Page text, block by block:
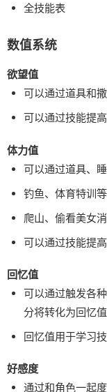
全技能表
数值系统
欲望值
可以通过道具和
可以通过技能提高
体力值
可以通过道具、
钓鱼、体育特训
爬山、偷看美女
可以通过技能提高
回忆值
可以通过触发各
分将转化为回忆值
回忆值用于学习技
好感度
通过和角色一起